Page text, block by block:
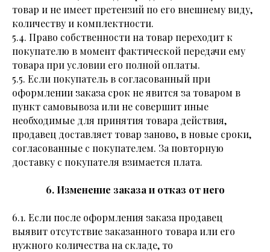
товар и не имеет претензий по его внешнему виду,
количеству и комплектности.
5.4. Право собственности на товар переходит к
покупателю в момент фактической передачи ему
товара при условии его полной оплаты.
5.5. Если покупатель в согласованный при
оформлении заказа срок не явится за товаром в
пункт самовывоза или не совершит иные
необходимые для принятия товара действия,
продавец доставляет товар заново, в новые сроки,
согласованные с покупателем. За повторную
доставку с покупателя взимается плата.
6. Изменение заказа и отказ от него
6.1. Если после оформления заказа продавец
выявит отсутствие заказанного товара или его
нужного количества на складе, то